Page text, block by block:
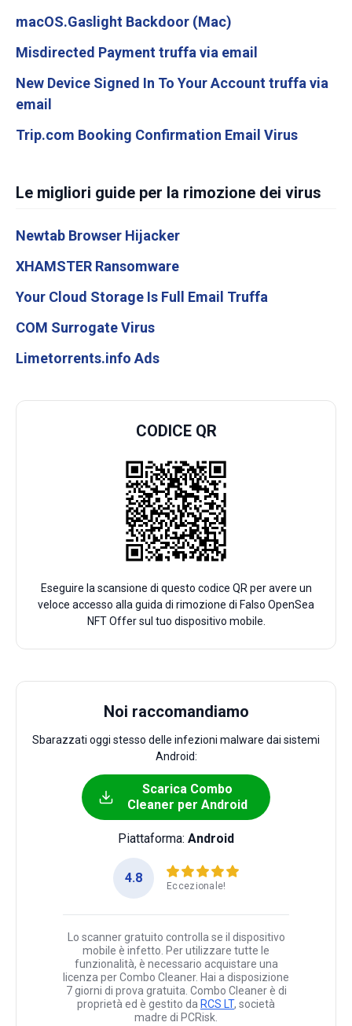
macOS.Gaslight Backdoor (Mac)
Misdirected Payment truffa via email
New Device Signed In To Your Account truffa via
email
Trip.com Booking Confirmation Email Virus
Le migliori guide per la rimozione dei virus
Newtab Browser Hijacker
XHAMSTER Ransomware
Your Cloud Storage Is Full Email Truffa
COM Surrogate Virus
Limetorrents.info Ads
CODICE QR
Eseguire la scansione di questo codice QR per avere un
veloce accesso alla guida di rimozione di Falso OpenSea
NFT Offer sul tuo dispositivo mobile.
Noi raccomandiamo
Sbarazzati oggi stesso delle infezioni malware dai sistemi
Android:
Scarica Combo
Cleaner per Android
Piattaforma: Android
4.8
Eccezionale!
Lo scanner gratuito controlla se il dispositivo
mobile è infetto. Per utilizzare tutte le
funzionalità, è necessario acquistare una
licenza per Combo Cleaner. Hai a disposizione
7 giorni di prova gratuita. Combo Cleaner è di
proprietà ed è gestito da RCS LT, società
madre di PCRisk.